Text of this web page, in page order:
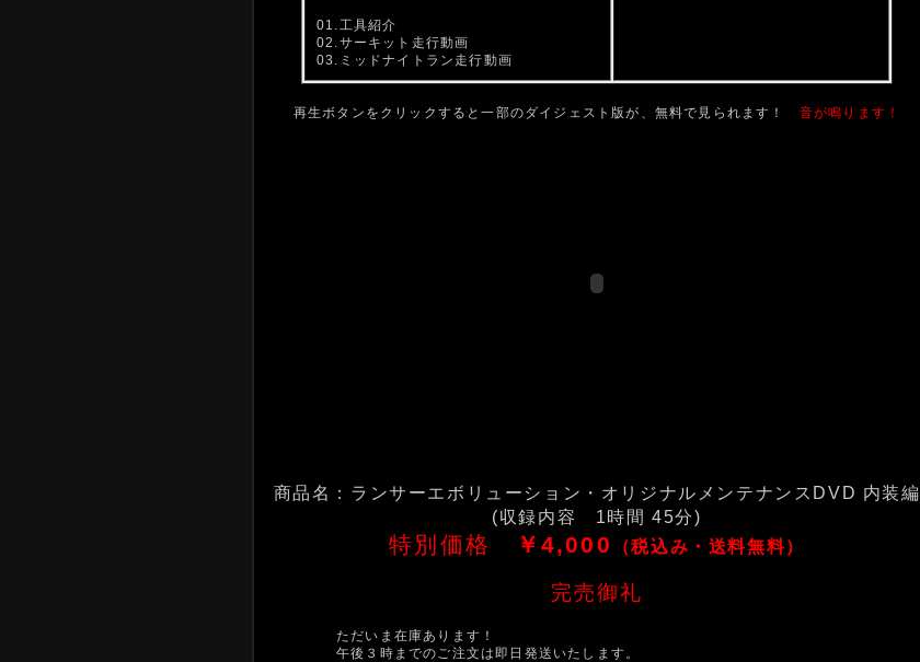
01.工具紹介
02.サーキット走行動画
03.ミッドナイトラン走行動画
再生ボタンをクリックすると一部のダイジェスト版が、無料で見られます！ 音が鳴ります！
商品名：ランサーエボリューション・オリジナルメンテナンスDVD 内装編
(収録内容 1時間 45分)
特別価格 ￥4,000 （税込み・送料無料）
完売御礼
ただいま在庫あります！
午後３時までのご注文は即日発送いたします。